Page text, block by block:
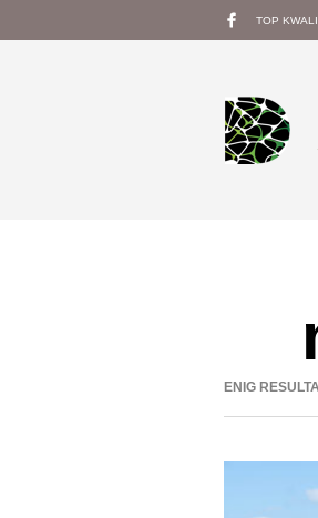
TOP
ENIG